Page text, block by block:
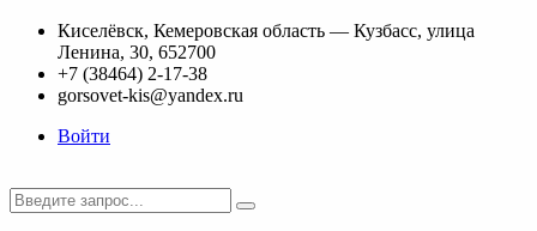
Киселёвск, Кемеровская область — Кузбасс, улица
Ленина, 30, 652700
+7 (38464) 2-17-38
gorsovet-kis@yandex.ru
Войти